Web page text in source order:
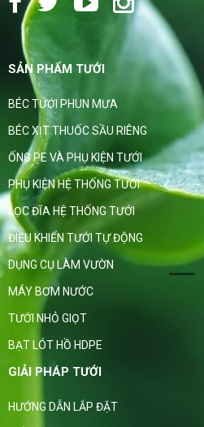
SẢN PHẨM TƯỚI
BÉC TƯỚI PHUN MƯA
BÉC XỊT THUỐC SẦU RIÊNG
ỐNG PE VÀ PHỤ KIỆN TƯỚI
PHỤ KIỆN HỆ THỐNG TƯỚI
LỌC ĐĨA HỆ THỐNG TƯỚI
ĐIỀU KHIỂN TƯỚI TỰ ĐỘNG
DỤNG CỤ LÀM VƯỜN
MÁY BƠM NƯỚC
TƯỚI NHỎ GIỌT
BẠT LÓT HỒ HDPE
GIẢI PHÁP TƯỚI
HƯỚNG DẪN LẮP ĐẶT